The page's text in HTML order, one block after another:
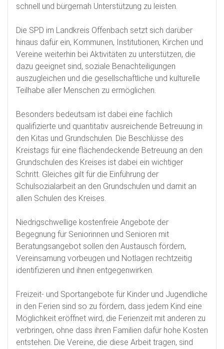
schnell und bürgernah Unterstützung zu leisten.
Die SPD im Landkreis Offenbach setzt sich darüber
hinaus dafür ein, Kommunen, Institutionen, Kirchen und
Vereine weiterhin bei Aktivitäten zu unterstützen, die
dazu geeignet sind, soziale Benachteiligungen
auszugleichen und die gesellschaftliche und kulturelle
Teilhabe aller Menschen zu ermöglichen.
Besonders bedeutsam ist dabei eine fachlich
qualifizierte und quantitativ ausreichende Betreuung in
den Kitas und Grundschulen. Die Beschlüsse des
Kreistags für eine flächendeckende Betreuung an den
Grundschulen des Kreises ist dabei ein wichtiger
Schritt. Gleiches gilt für die Einführung der
Schulsozialarbeit an den Grundschulen und damit an
allen Schulen des Kreises.
Niedrigschwellige kostenfreie Angebote der
Begegnung für Seniorinnen und Senioren mit
Beratungsangebot sollen den Austausch fördern,
Vereinsamung vorbeugen und Notlagen rechtzeitig
identifizieren und ihnen entgegenwirken.
Freizeit- und Sportangebote für Kinder und Jugendliche
in den Ferien sind so zu fördern, dass jedem Kind eine
Möglichkeit eröffnet wird, die Ferienzeit mit anderen zu
verbringen, ohne dass ihren Familien dafür hohe Kosten
entstehen. Die Vereine, die diese Arbeit tragen, sind